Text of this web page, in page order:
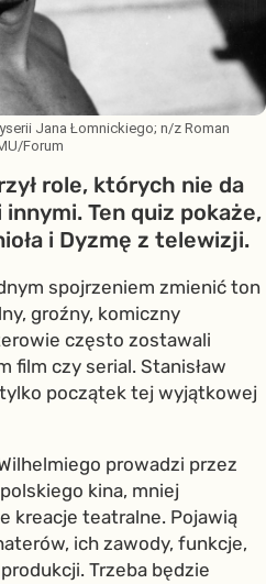
Jana Łomnickiego; n/z Roman
Forum
role, których nie da
Ten quiz pokaże,
i Dyzmę z telewizji.
spojrzeniem zmienić ton
groźny, komiczny
często zostawali
film czy serial. Stanisław
początek tej wyjątkowej
prowadzi przez
kina, mniej
kreacje teatralne. Pojawią
ich zawody, funkcje,
Trzeba będzie